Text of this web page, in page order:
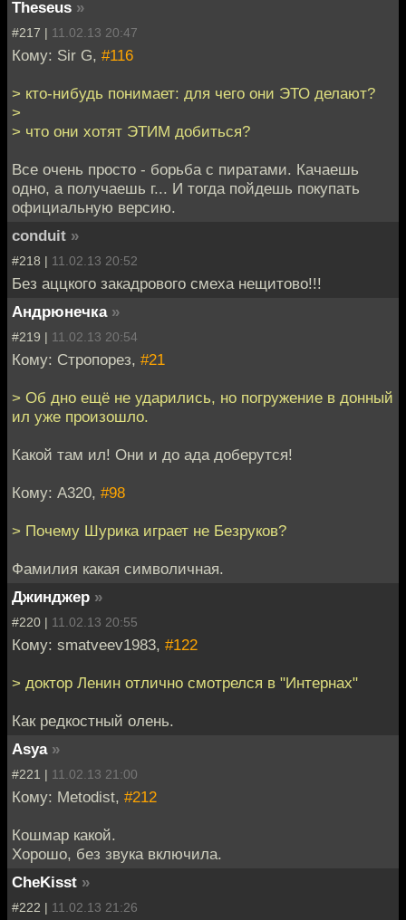
Theseus »
#217 | 11.02.13 20:47
Кому: Sir G, #116
> кто-нибудь понимает: для чего они ЭТО делают?
>
> что они хотят ЭТИМ добиться?
Все очень просто - борьба с пиратами. Качаешь
одно, а получаешь г... И тогда пойдешь покупать
официальную версию.
conduit »
#218 | 11.02.13 20:52
Без аццкого закадрового смеха нещитово!!!
Андрюнечка »
#219 | 11.02.13 20:54
Кому: Стропорез, #21
> Об дно ещё не ударились, но погружение в донный
ил уже произошло.
Какой там ил! Они и до ада доберутся!
Кому: A320, #98
> Почему Шурика играет не Безруков?
Фамилия какая символичная.
Джинджер »
#220 | 11.02.13 20:55
Кому: smatveev1983, #122
> доктор Ленин отлично смотрелся в "Интернах"
Как редкостный олень.
Asya »
#221 | 11.02.13 21:00
Кому: Metodist, #212
Кошмар какой.
Хорошо, без звука включила.
CheKisst »
#222 | 11.02.13 21:26